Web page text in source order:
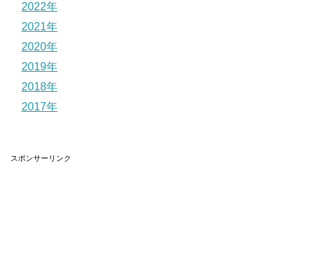
2022年
2021年
2020年
2019年
2018年
2017年
スポンサーリンク